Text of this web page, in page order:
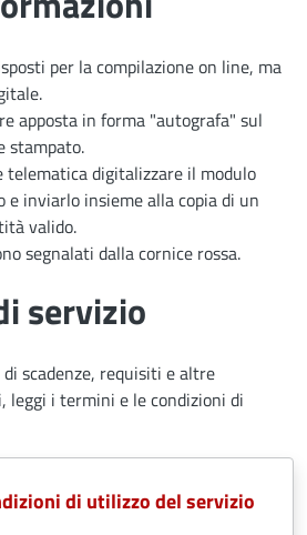
per la compilazione on line, ma
apposta in forma "autografa" sul
stampato.
telematica digitalizzare il modulo
e inviarlo insieme alla copia di un
valido.
segnalati dalla cornice rossa.
servizio
scadenze, requisiti e altre
i termini e le condizioni di
di utilizzo del servizio